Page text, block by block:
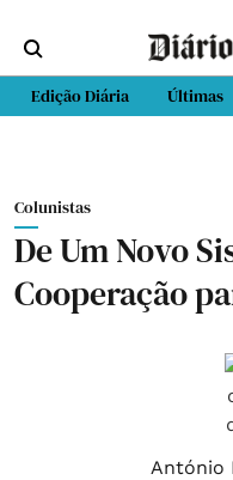
Edição Diária Últimas
Colunistas
De Um Novo
Cooperação
António